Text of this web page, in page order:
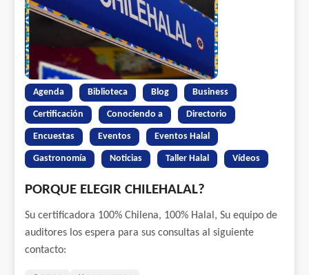
Agenda Biblioteca Blog Business
Certificación Conociendo a Directorio
Encuestas Eventos Eventos Halal
Gastronomía Noticias Taller Halal Vídeos
PORQUE ELEGIR CHILEHALAL?
Su certificadora 100% Chilena, 100% Halal, Su equipo de
auditores los espera para sus consultas al siguiente
contacto: